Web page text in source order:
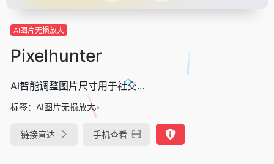
AI图片无损放大
Pixelhunter
AI智能调整图片尺寸用于社交...
标签： AI图片无损放大
链接直达 手机查看